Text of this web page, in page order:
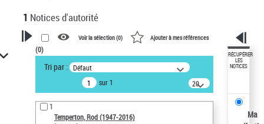
1 Notices d'autorité
VOTRE RECHERCHE
Recherche avancée dans les
notices d’autorité
Œuvres liées à l'auteur :
Temperton, Rod (1947-2016)
Voir la sélection (0) Ajouter à mes références
(0)
Tri par : Défaut
sur 1
20
résultats/page
1
Temperton, Rod (1947-2016)
RÉCUPÉRER
LES
NOTICES
Ma